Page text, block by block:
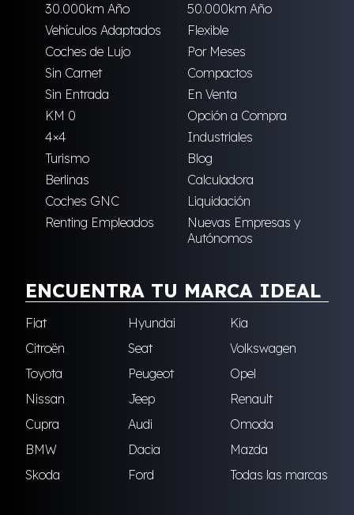
30.000km Año
50.000km Año
Vehículos Adaptados
Flexible
Coches de Lujo
Por Meses
Sin Carnet
Compactos
Sin Entrada
En Venta
KM 0
Opción a Compra
4×4
Industriales
Turismo
Blog
Berlinas
Calculadora
Coches GNC
Liquidación
Renting Empleados
Nuevas Empresas y
Autónomos
ENCUENTRA TU MARCA IDEAL
Fiat Hyundai
Kia
Citroën
Seat
Volkswagen
Toyota
Peugeot
Opel
Nissan
Jeep
Renault
Cupra
Audi
Omoda
BMW
Dacia
Mazda
Skoda
Ford Todas las marcas